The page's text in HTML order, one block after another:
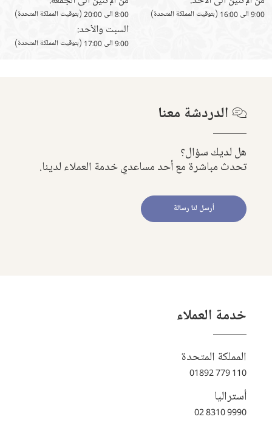
9:00 الى 16:00 (بتوقيت المملكة المتحدة) 8:00 الى 20:00 (بتوقيت المملكة المتحدة)
السبت والأحد:
9:00 الى 17:00 (بتوقيت المملكة المتحدة)
الدردشة معنا
هل لديك سؤال؟
تحدث مباشرة مع أحد مساعدي خدمة العملاء لدينا.
أرسل لنا رسالة
خدمة العملاء
المملكة المتحدة
01892 779 110
أستراليا
02 8310 9990